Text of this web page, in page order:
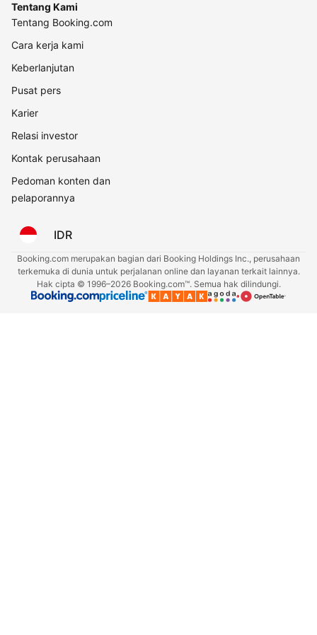
Tentang Kami
Tentang Booking.com
Cara kerja kami
Keberlanjutan
Pusat pers
Karier
Relasi investor
Kontak perusahaan
Pedoman konten dan
pelaporannya
IDR
Booking.com merupakan bagian dari Booking Holdings Inc., perusahaan
terkemuka di dunia untuk perjalanan online dan layanan terkait lainnya.
Hak cipta © 1996–2026 Booking.com™. Semua hak dilindungi.